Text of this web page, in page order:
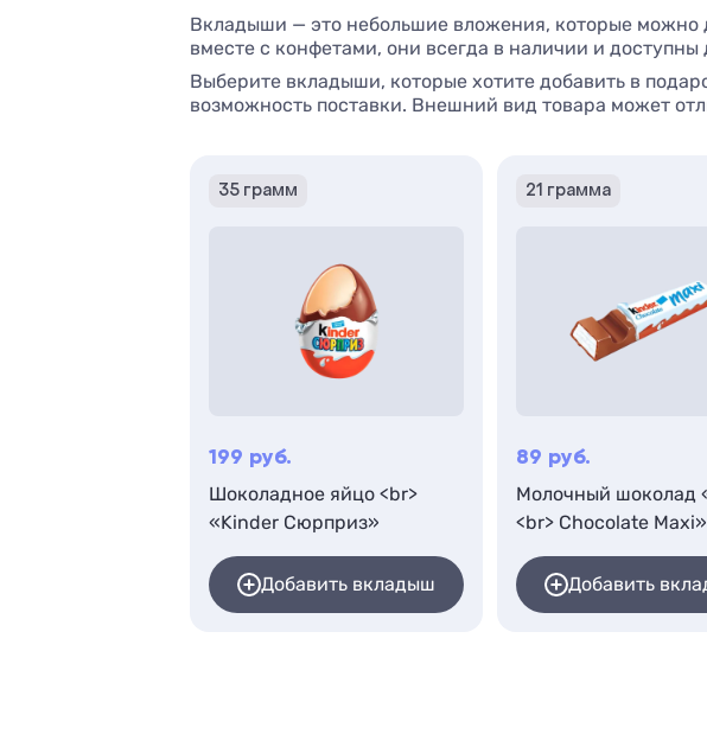
Вкладыши — это небольшие вложения, которые можно
вместе с конфетами, они всегда в наличии и доступны
Выберите вкладыши, которые хотите добавить в
возможность поставки. Внешний вид товара может
35 грамм
199 руб.
Шоколадное яйцо <br>
«Kinder Сюрприз»
Добавить вкладыш
21 грамма
89 руб.
Молочный шоколад
<br> Chocolate Maxi»
Добавить